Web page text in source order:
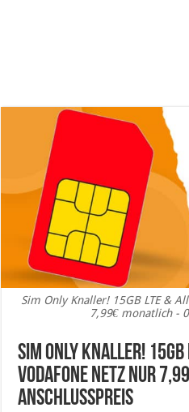
Sim Only Knaller! 15GB LTE &
7,99€ monatlich -
Sim Only Knaller!
Vodafone Netz nur
Anschlusspreis